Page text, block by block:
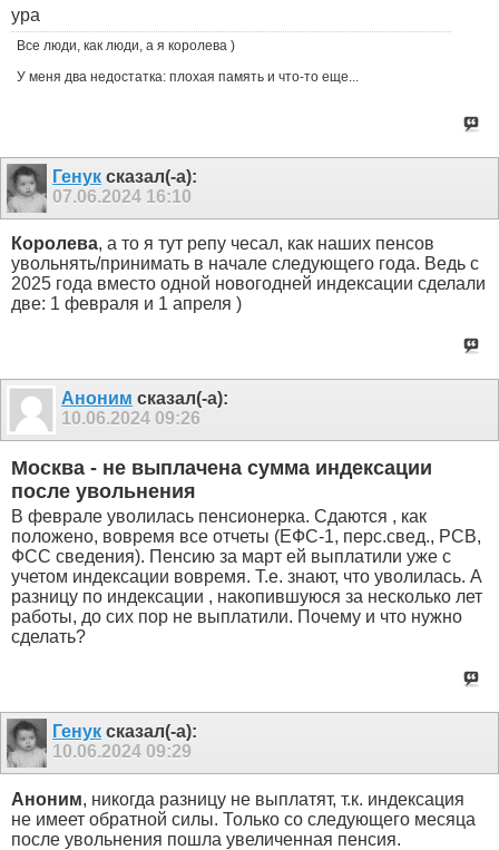
ура
Все люди, как люди, а я королева )
У меня два недостатка: плохая память и что-то еще...
Генук сказал(-а):
07.06.2024 16:10
Королева, а то я тут репу чесал, как наших пенсов
увольнять/принимать в начале следующего года. Ведь с
2025 года вместо одной новогодней индексации сделали
две: 1 февраля и 1 апреля )
Аноним сказал(-а):
10.06.2024 09:26
Москва - не выплачена сумма индексации
после увольнения
В феврале уволилась пенсионерка. Сдаются , как
положено, вовремя все отчеты (ЕФС-1, перс.свед., РСВ,
ФСС сведения). Пенсию за март ей выплатили уже с
учетом индексации вовремя. Т.е. знают, что уволилась. А
разницу по индексации , накопившуюся за несколько лет
работы, до сих пор не выплатили. Почему и что нужно
сделать?
Генук сказал(-а):
10.06.2024 09:29
Аноним, никогда разницу не выплатят, т.к. индексация
не имеет обратной силы. Только со следующего месяца
после увольнения пошла увеличенная пенсия.